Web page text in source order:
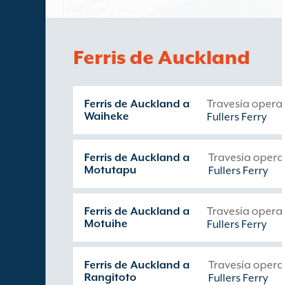
Ferris de Auckland
Ferris de Auckland a
Waiheke
Travesía
Fullers Ferry
Ferris de Auckland a
Motutapu
Travesía
Fullers Ferry
Ferris de Auckland a
Motuihe
Travesía
Fullers Ferry
Ferris de Auckland a
Rangitoto
Travesía
Fullers Ferry